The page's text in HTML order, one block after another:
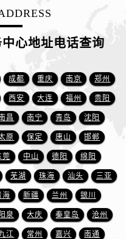
安徽省滁州市琅琊区南谯北路爱彼售后服务中心（需提前预约）
安徽省淮北市相山区淮海路爱彼售后服务中心（需提前预约）
安徽省淮南市田家庵区国庆中路爱彼售后服务中心（需提前预约）
安徽省黄山市屯溪区黄山西路爱彼售后服务中心（需提前预约）
安徽省六安市金安区解放中路爱彼售后服务中心（需提前预约）
安徽省马鞍山市雨山区湖南西路爱彼售后服务中心（需提前预约）
安徽省宿州市埇桥区人民中路爱彼售后服务中心（需提前预约）
安徽省铜陵市铜官区石城大道爱彼售后服务中心（需提前预约）
安徽省芜湖市镜湖区中山路步行街爱彼售后服务中心（需提前预约）
安徽省宣城市宣州区叠嶂西路爱彼售后服务中心（需提前预约）
福建省龙岩市新罗区九一南路爱彼售后服务中心（需提前预约）
心地址电话查询
成都 重庆 南京 郑州
西安 大连 福州 贵阳
昌 南宁 青岛 沈阳
原 保定 唐山 邯郸
莞 中山 德阳 绵阳
芜湖 珠海 汕头 三亚
海 新疆 兰州 银川
阳泉 大庆 秦皇岛 沧州
江 常州 嘉兴 南通